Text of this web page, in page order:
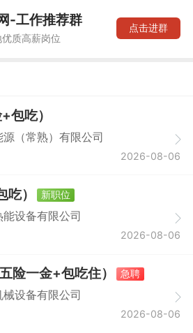
-工作推荐群
质高薪岗位
点击进群
包吃）
（常熟）有限公司
2026-08-06
）
新职位
设备有限公司
2026-08-06
险一金+包吃住）
急聘
设备有限公司
2026-08-06